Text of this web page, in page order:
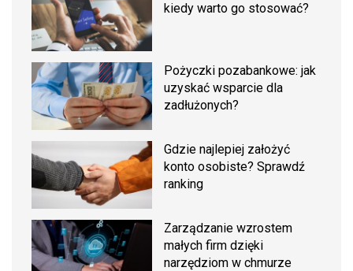
kiedy warto go stosować?
Pożyczki pozabankowe: jak
uzyskać wsparcie dla
zadłużonych?
Gdzie najlepiej założyć
konto osobiste? Sprawdź
ranking
Zarządzanie wzrostem
małych firm dzięki
narzędziom w chmurze